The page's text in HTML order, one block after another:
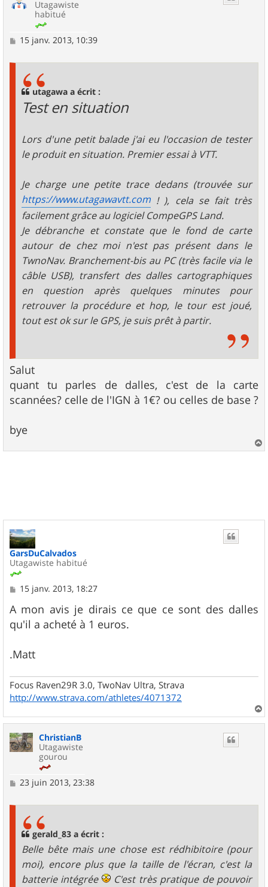
Utagawiste
habitué
M15 janv. 2013, 10:39
utagawa a écrit :
Test en situation
Lors d'une petit balade j'ai eu l'occasion de tester
le produit en situation. Premier essai à VTT.
Je charge une petite trace dedans (trouvée sur
https://www.utagawavtt.com ! ), cela se fait très
facilement grâce au logiciel CompeGPS Land.
Je débranche et constate que le fond de carte
autour de chez moi n'est pas présent dans le
TwnoNav. Branchement-bis au PC (très facile via le
câble USB), transfert des dalles cartographiques
en question après quelques minutes pour
retrouver la procédure et hop, le tour est joué,
tout est ok sur le GPS, je suis prêt à partir.
Salut
quant tu parles de dalles, c'est de la carte
scannées? celle de l'IGN à 1€? ou celles de base ?
bye
a
GarsDuCalvados
Utagawiste habitué
M
s
a
15 janv. 2013, 18:27
A mon avis je dirais ce que ce sont des dalles
qu'il a acheté à 1 euros.
.Matt
Focus Raven29R 3.0, TwoNav Ultra, Strava
http://www.strava.com/athletes/4071372
a
ChristianB
Utagawiste
gourou
M
23 juin 2013, 23:38
gerald_83 a écrit :
Belle bête mais une chose est rédhibitoire (pour
moi), encore plus que la taille de l'écran, c'est la
batterie intégrée
C'est très pratique de pouvoir